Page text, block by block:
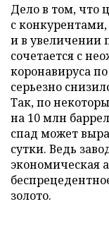
Дело в том, что
с
и в увеличении
сочетается с
коронавируса
серьезно
Так, по
на 10 млн
спад может
сутки. Ведь
экономическая
золото.